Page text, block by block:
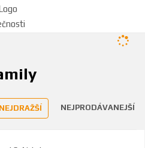
NEJDRAŽŠÍ NEJPRODÁVANEJŠÍ